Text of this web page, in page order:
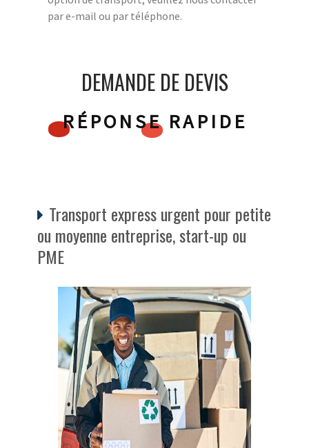
par e-mail ou par téléphone.
DEMANDE DE DEVIS
RÉPONSE RAPIDE
Transport express urgent pour petite
ou moyenne entreprise, start-up ou
PME